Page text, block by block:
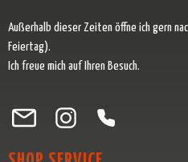
Außerhalb dieser Zeiten öffne ich gern
Feiertag).
Ich freue mich auf Ihren Besuch.
Besuche uns auf Facebook – öffnet in
Schau auf Instagram vorbei –
Lass dich auf
Folge uns auf X –